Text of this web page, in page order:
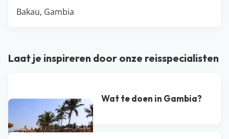
Bakau, Gambia
Laat je inspireren door onze reisspecialisten
Wat te doen in Gambia?